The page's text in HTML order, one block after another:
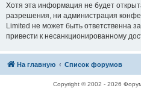
Хотя эта информация не будет
разрешения, ни администрация
Limited не может быть ответственна
привести к несанкционированному
На главную Список форумов
Copyright © 2002 - 2026